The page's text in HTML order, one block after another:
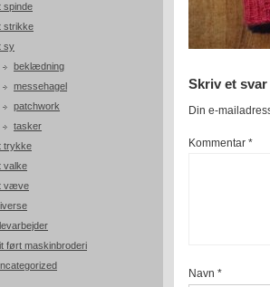
spinde
strikke
sy
beklædning
messehagel
patchwork
tasker
trykke
valke
væve
ført maskinbroderi
Skriv et svar
Din e-
Kommentar *
Navn *